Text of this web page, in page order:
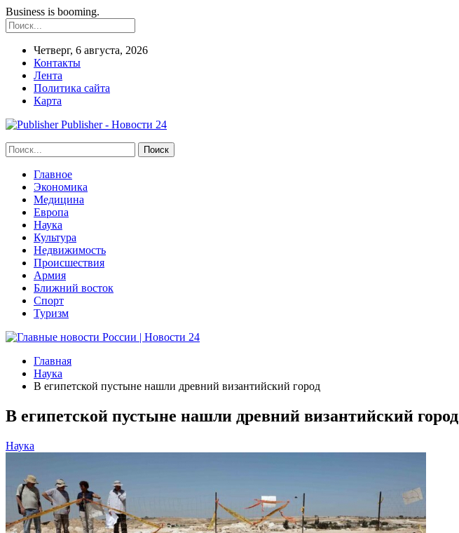
Business is booming.
Четверг, 6 августа, 2026
Контакты
Лента
Политика сайта
Карта
Publisher - Новости 24
Главное
Экономика
Медицина
Европа
Наука
Культура
Недвижимость
Происшествия
Армия
Ближний восток
Спорт
Туризм
Главная
Наука
В египетской пустыне нашли древний византийский город
В египетской пустыне нашли древний византийский город
Наука